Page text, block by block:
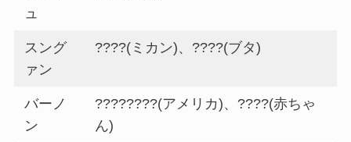
ュ
スング
ァン
????(ミカン)、????(ブタ)
バーノ
ン
????????(アメリカ)、????(赤ちゃ
ん)